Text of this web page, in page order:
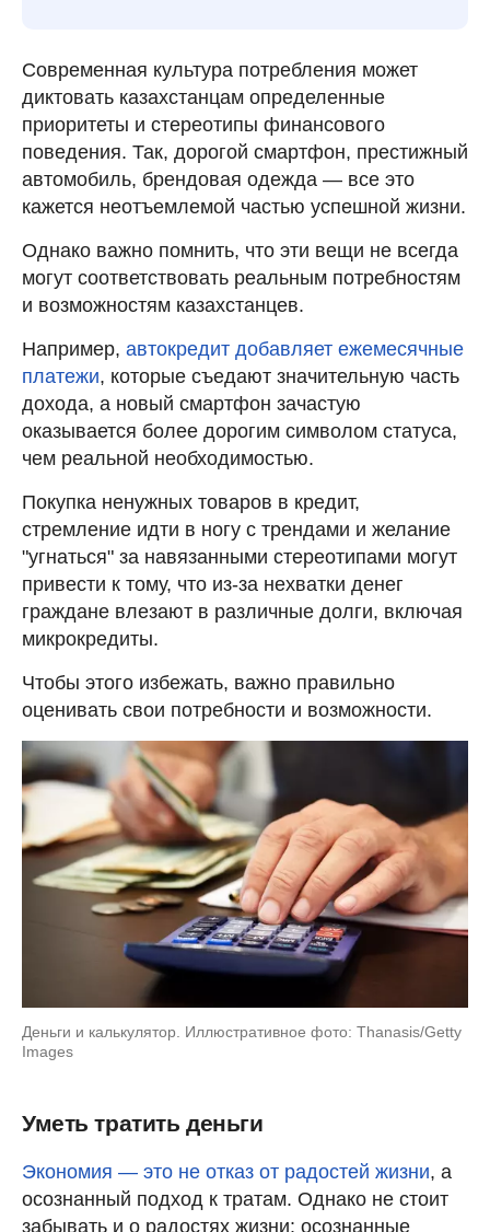
Современная культура потребления может
диктовать казахстанцам определенные
приоритеты и стереотипы финансового
поведения. Так, дорогой смартфон, престижный
автомобиль, брендовая одежда — все это
кажется неотъемлемой частью успешной жизни.
Однако важно помнить, что эти вещи не всегда
могут соответствовать реальным потребностям
и возможностям казахстанцев.
Например, автокредит добавляет ежемесячные
платежи, которые съедают значительную часть
дохода, а новый смартфон зачастую
оказывается более дорогим символом статуса,
чем реальной необходимостью.
Покупка ненужных товаров в кредит,
стремление идти в ногу с трендами и желание
"угнаться" за навязанными стереотипами могут
привести к тому, что из-за нехватки денег
граждане влезают в различные долги, включая
микрокредиты.
Чтобы этого избежать, важно правильно
оценивать свои потребности и возможности.
Деньги и калькулятор. Иллюстративное фото: Thanasis/Getty
Images
Уметь тратить деньги
Экономия — это не отказ от радостей жизни, а
осознанный подход к тратам. Однако не стоит
забывать и о радостях жизни: осознанные